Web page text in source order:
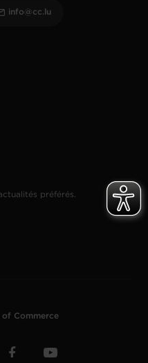
préférés.
info@cc.lu
Commerce